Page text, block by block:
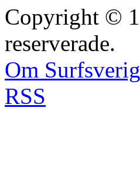
Copyright ©
reserverade.
Om
RSS